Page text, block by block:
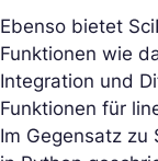
Ebenso bietet
Funktionen wie
Integration und
Funktionen für
Im Gegensatz zu